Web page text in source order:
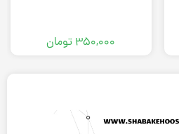
۳۵۰,۰۰۰ تومان